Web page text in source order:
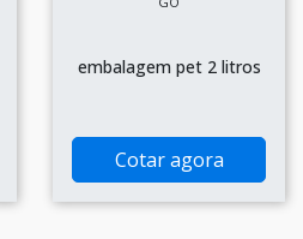
embalagem pet 2 litros
Cotar agora